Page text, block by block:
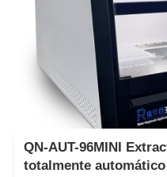
QN-AUT-96MINI
totalmente automático